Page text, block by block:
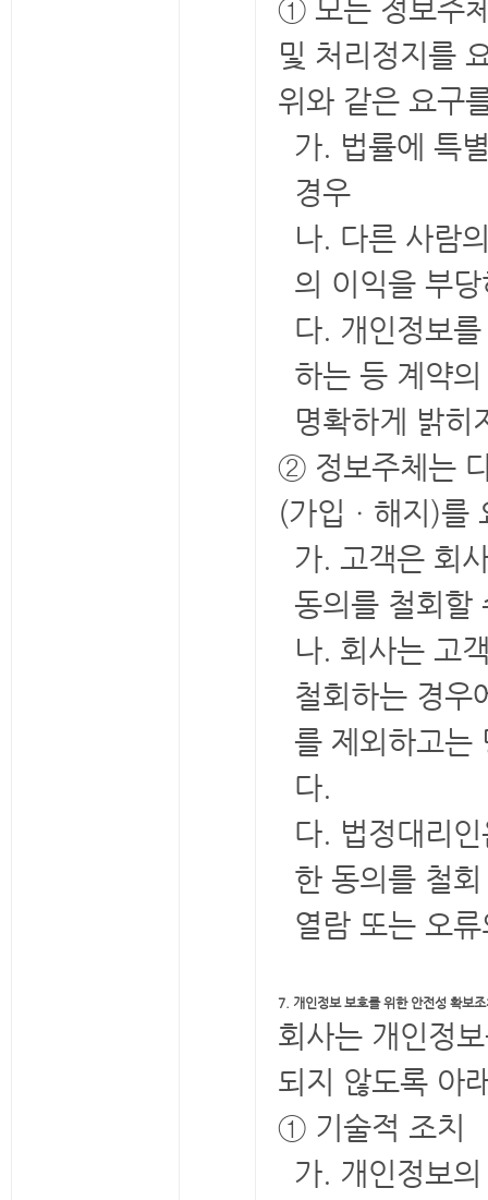
① 모든 정보주
및 처리정지를
위와 같은 요구
가. 법률에 특
경우
나. 다른 사람
의 이익을 부
다. 개인정보
하는 등 계약
명확하게 밝히
② 정보주체는
(가입ㆍ해지)를
가. 고객은 회
동의를 철회할
나. 회사는 고
철회하는 경우
를 제외하고는
다.
다. 법정대리
한 동의를 철
열람 또는 오
7. 개인정보 보호를 위한 안전성 확보
회사는 개인정
되지 않도록 아
① 기술적 조치
가. 개인정보